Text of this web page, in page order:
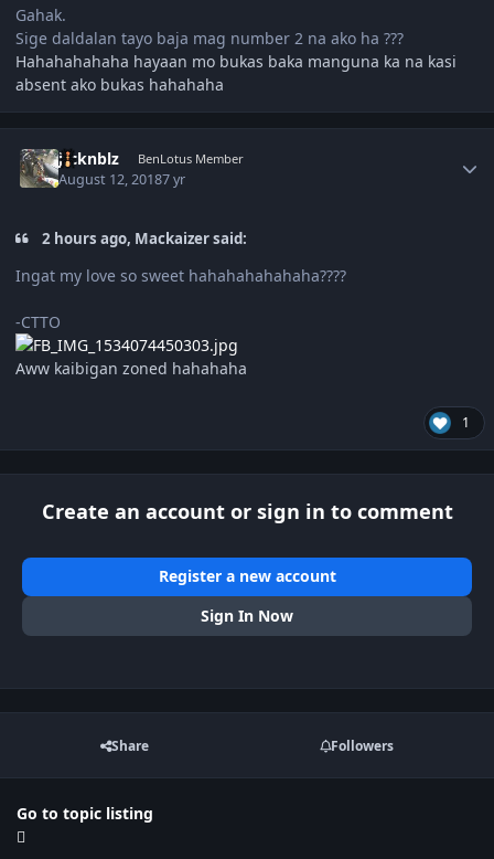
Gahak.
Sige daldalan tayo baja mag number 2 na ako ha ???
Hahahahahaha hayaan mo bukas baka manguna ka na kasi
absent ako bukas hahahaha
jrcknblz BenLotus Member
August 12, 20187 yr
2 hours ago, Mackaizer said:
Ingat my love so sweet hahahahahahaha????
-CTTO
Aww kaibigan zoned hahahaha
1
Create an account or sign in to comment
Register a new account
Sign In Now
Share Followers
Go to topic listing